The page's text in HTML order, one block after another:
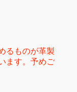
るものが革製
ます。予めご